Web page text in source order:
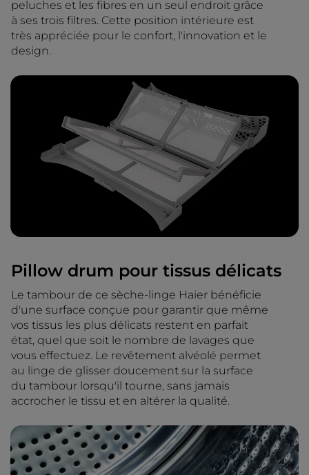
peluches et les fibres en un seul endroit grâce
à ses trois filtres. Cette position intérieure est
très appréciée pour le confort, l'innovation et le
design.
Pillow drum pour tissus délicats
Le tambour de ce sèche-linge Haier bénéficie
d'une surface conçue pour garantir que même
vos tissus les plus délicats restent en parfait
état, quel que soit le nombre de lavages que
vous effectuez. Le revêtement alvéolé permet
au linge de glisser doucement sur la surface
du tambour lorsqu'il tourne, sans jamais
accrocher le tissu et en altérer la qualité.